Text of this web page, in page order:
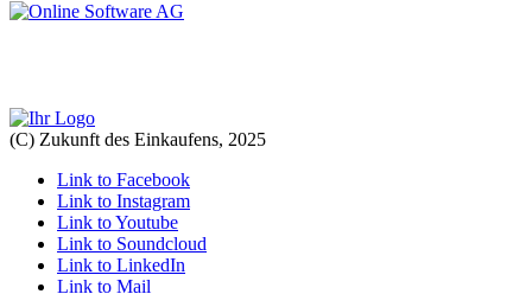
(C) Zukunft des Einkaufens, 2025
Link to Facebook
Link to Instagram
Link to Youtube
Link to Soundcloud
Link to LinkedIn
Link to Mail